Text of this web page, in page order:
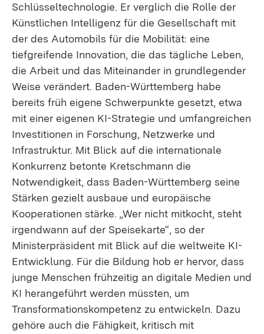
Schlüsseltechnologie. Er verglich die Rolle der
Künstlichen Intelligenz für die Gesellschaft mit
der des Automobils für die Mobilität: eine
tiefgreifende Innovation, die das tägliche Leben,
die Arbeit und das Miteinander in grundlegender
Weise verändert. Baden-Württemberg habe
bereits früh eigene Schwerpunkte gesetzt, etwa
mit einer eigenen KI-Strategie und umfangreichen
Investitionen in Forschung, Netzwerke und
Infrastruktur. Mit Blick auf die internationale
Konkurrenz betonte Kretschmann die
Notwendigkeit, dass Baden-Württemberg seine
Stärken gezielt ausbaue und europäische
Kooperationen stärke. „Wer nicht mitkocht, steht
irgendwann auf der Speisekarte“, so der
Ministerpräsident mit Blick auf die weltweite KI-
Entwicklung. Für die Bildung hob er hervor, dass
junge Menschen frühzeitig an digitale Medien und
KI herangeführt werden müssten, um
Transformationskompetenz zu entwickeln. Dazu
gehöre auch die Fähigkeit, kritisch mit